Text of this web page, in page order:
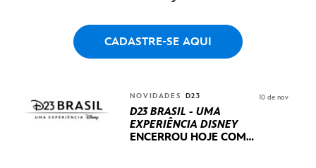
CADASTRE-SE AQUI
NOVIDADES D23
D23 BRASIL - UMA
EXPERIÊNCIA DISNEY
ENCERROU HOJE COM
10 de nov